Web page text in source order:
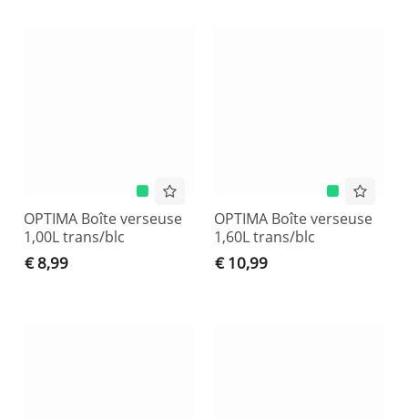
OPTIMA Boîte verseuse
1,00L trans/blc
€ 8,99
OPTIMA Boîte verseuse
1,60L trans/blc
€ 10,99